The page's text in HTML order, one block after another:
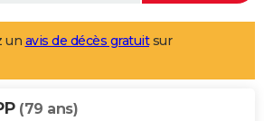
un avis de décès gratuitsur
(79 ans)